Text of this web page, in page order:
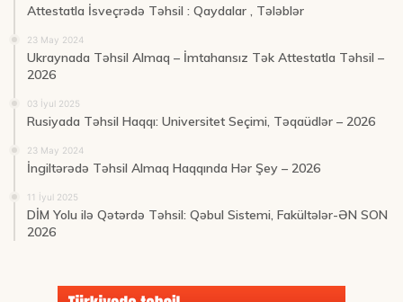
Attestatla İsveçrədə Təhsil : Qaydalar , Tələblər
23 May 2024
Ukraynada Təhsil Almaq – İmtahansız Tək Attestatla Təhsil –
2026
03 İyul 2025
Rusiyada Təhsil Haqqı: Universitet Seçimi, Təqaüdlər – 2026
23 May 2024
İngiltərədə Təhsil Almaq Haqqında Hər Şey – 2026
11 İyul 2025
DİM Yolu ilə Qətərdə Təhsil: Qəbul Sistemi, Fakültələr-ƏN SON
2026